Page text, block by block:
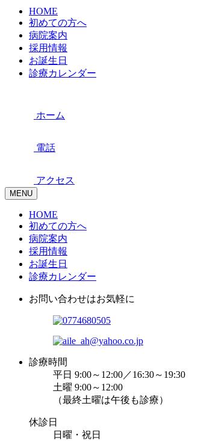
HOME
初めての方へ
病院案内
採用情報
お誕生日
診療カレンダー
ホーム
電話
アクセス
MENU
HOME
初めての方へ
病院案内
採用情報
お誕生日
診療カレンダー
お問い合わせはお気軽に
診療時間
平日 9:00～12:00／16:30～19:30
土曜 9:00～12:00
（最終土曜は午後も診療）
休診日
日曜・祝日